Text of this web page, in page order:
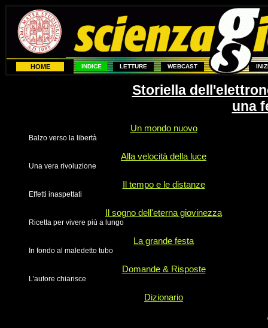
HOME INDICE LETTURE WEBCAST
Storiella
una
Un mondo nuovo
Balzo verso la libertà
Alla velocità della luce
Una vera rivoluzione
Il tempo e le distanze
Effetti inaspettati
Il sogno dell'eterna giovinezza
Ricetta per vivere più a lungo
La grande festa
In fondo al maledetto tubo
Domande & Risposte
L'autore chiarisce
Dizionario